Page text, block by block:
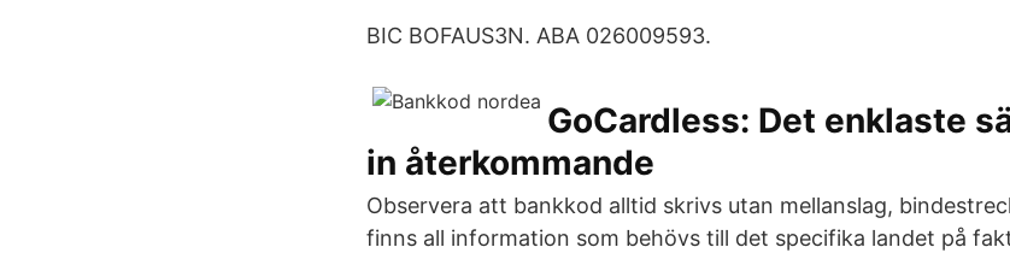
BIC BOFAUS3N. ABA 026009593.
GoCardless: Det enklaste
in återkommande
Observera att bankkod alltid skrivs utan mellanslag,
finns all information som behövs till det specifika landet på